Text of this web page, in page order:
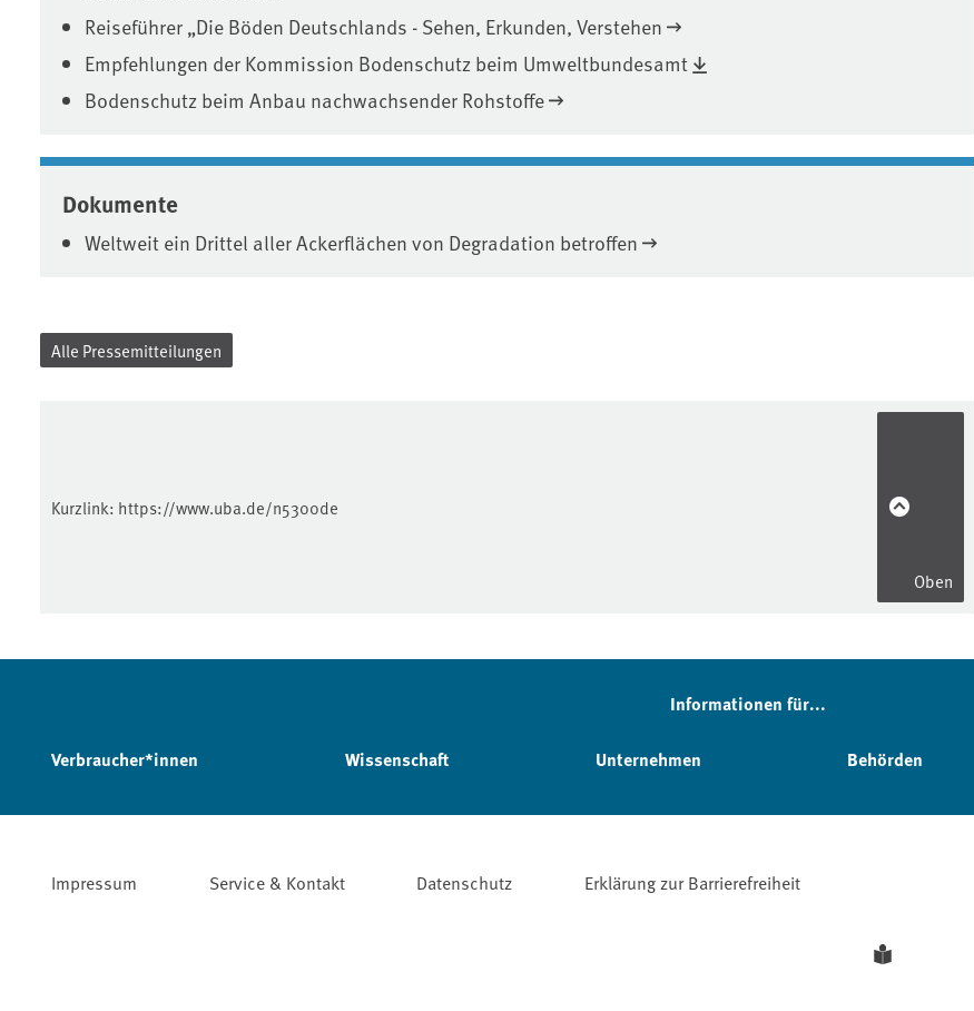
Reiseführer „Die Böden Deutschlands - Sehen, Erkunden, Verstehen
Empfehlungen der Kommission Bodenschutz beim Umweltbundesamt
Bodenschutz beim Anbau nachwachsender Rohstoffe
Dokumente
Weltweit ein Drittel aller Ackerflächen von Degradation betroffen
Alle Pressemitteilungen
Kurzlink: https://www.uba.de/n5300de
Oben
Informationen für...
Verbraucher*innen Wissenschaft Unternehmen Behörden
Impressum Service & Kontakt Datenschutz Erklärung zur Barrierefreiheit